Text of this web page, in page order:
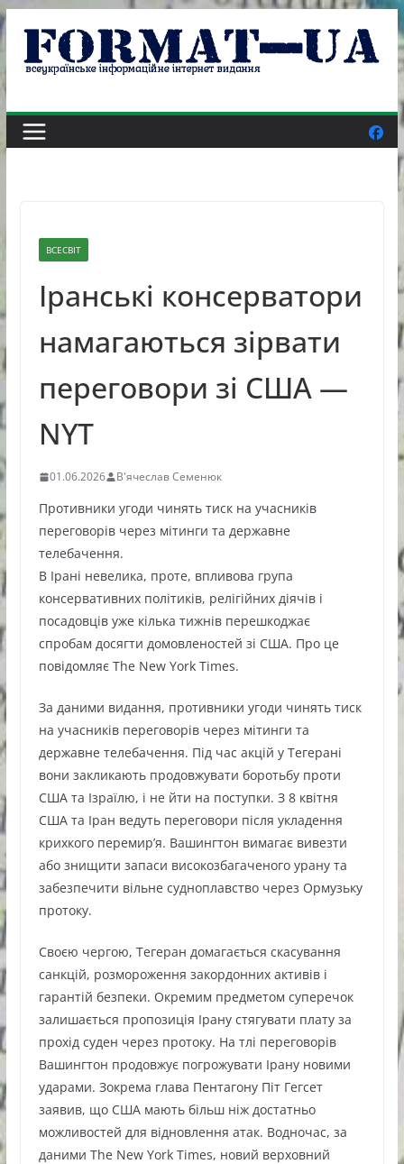
Skip
content
ВСЕСВІТ
Іранські консерватори
намагаються зірвати
переговори зі США —
NYT
01.06.2026 В'ячеслав Семенюк
Противники угоди чинять тиск на учасників
переговорів через мітинги та державне
телебачення.
В Ірані невелика, проте, впливова група
консервативних політиків, релігійних діячів і
посадовців уже кілька тижнів перешкоджає
спробам досягти домовленостей зі США. Про це
повідомляє The New York Times.
За даними видання, противники угоди чинять тиск
на учасників переговорів через мітинги та
державне телебачення. Під час акцій у Тегерані
вони закликають продовжувати боротьбу проти
США та Ізраїлю, і не йти на поступки. З 8 квітня
США та Іран ведуть переговори після укладення
крихкого перемир’я. Вашингтон вимагає вивезти
або знищити запаси високозбагаченого урану та
забезпечити вільне судноплавство через Ормузьку
протоку.
Своєю чергою, Тегеран домагається скасування
санкцій, розмороження закордонних активів і
гарантій безпеки. Окремим предметом суперечок
залишається пропозиція Ірану стягувати плату за
прохід суден через протоку. На тлі переговорів
Вашингтон продовжує погрожувати Ірану новими
ударами. Зокрема глава Пентагону Піт Гегсет
заявив, що США мають більш ніж достатньо
можливостей для відновлення атак. Водночас, за
даними The New York Times, новий верховний